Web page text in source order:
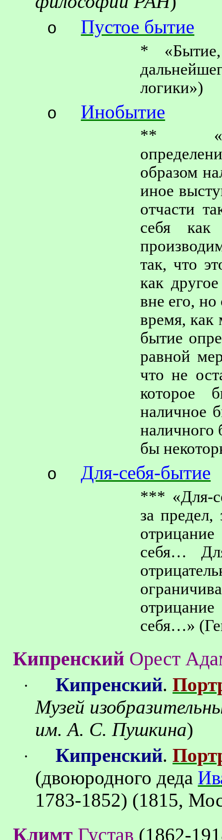
o Пустое бытие
*
логики»)
o Инобытие
**
образом
иное
отчасти
себя как
так, что
как
вне его,
время, как
бытие
равной
что не
которое
наличное
наличного
бы
o Для-себя-бытие
*** «Для-
за
себя…
себя…»
Кипренский Орест
· Кипренский.
Музей
им. А. С. Пушкина)
· Кипренский.
(двоюродного деда
1783-1852) (1815,
Климт Густав (1862-